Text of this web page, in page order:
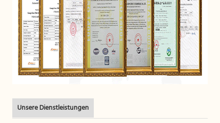
Unsere Dienstleistungen